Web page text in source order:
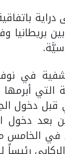
دراية
التي
سنة 1917،
دخول